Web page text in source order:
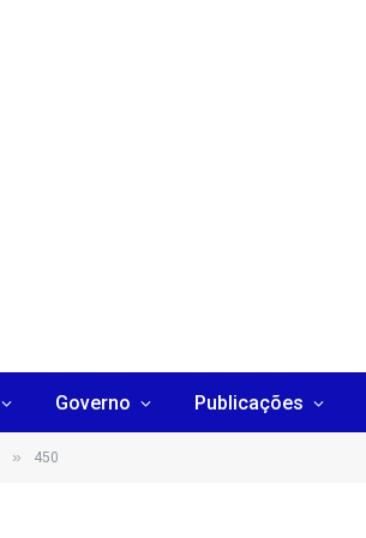
Governo Publicações
» 450